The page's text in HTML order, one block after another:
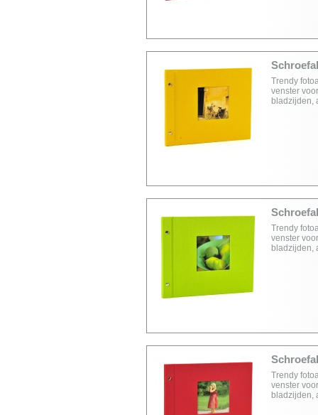
Trendy
venster
bladzijden,
Trendy
venster
bladzijden,
Trendy
venster
bladzijden,